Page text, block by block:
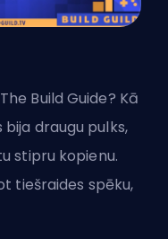
Build Guide? Kā
draugu pulks,
stipru kopienu.
tiešraides spēku,